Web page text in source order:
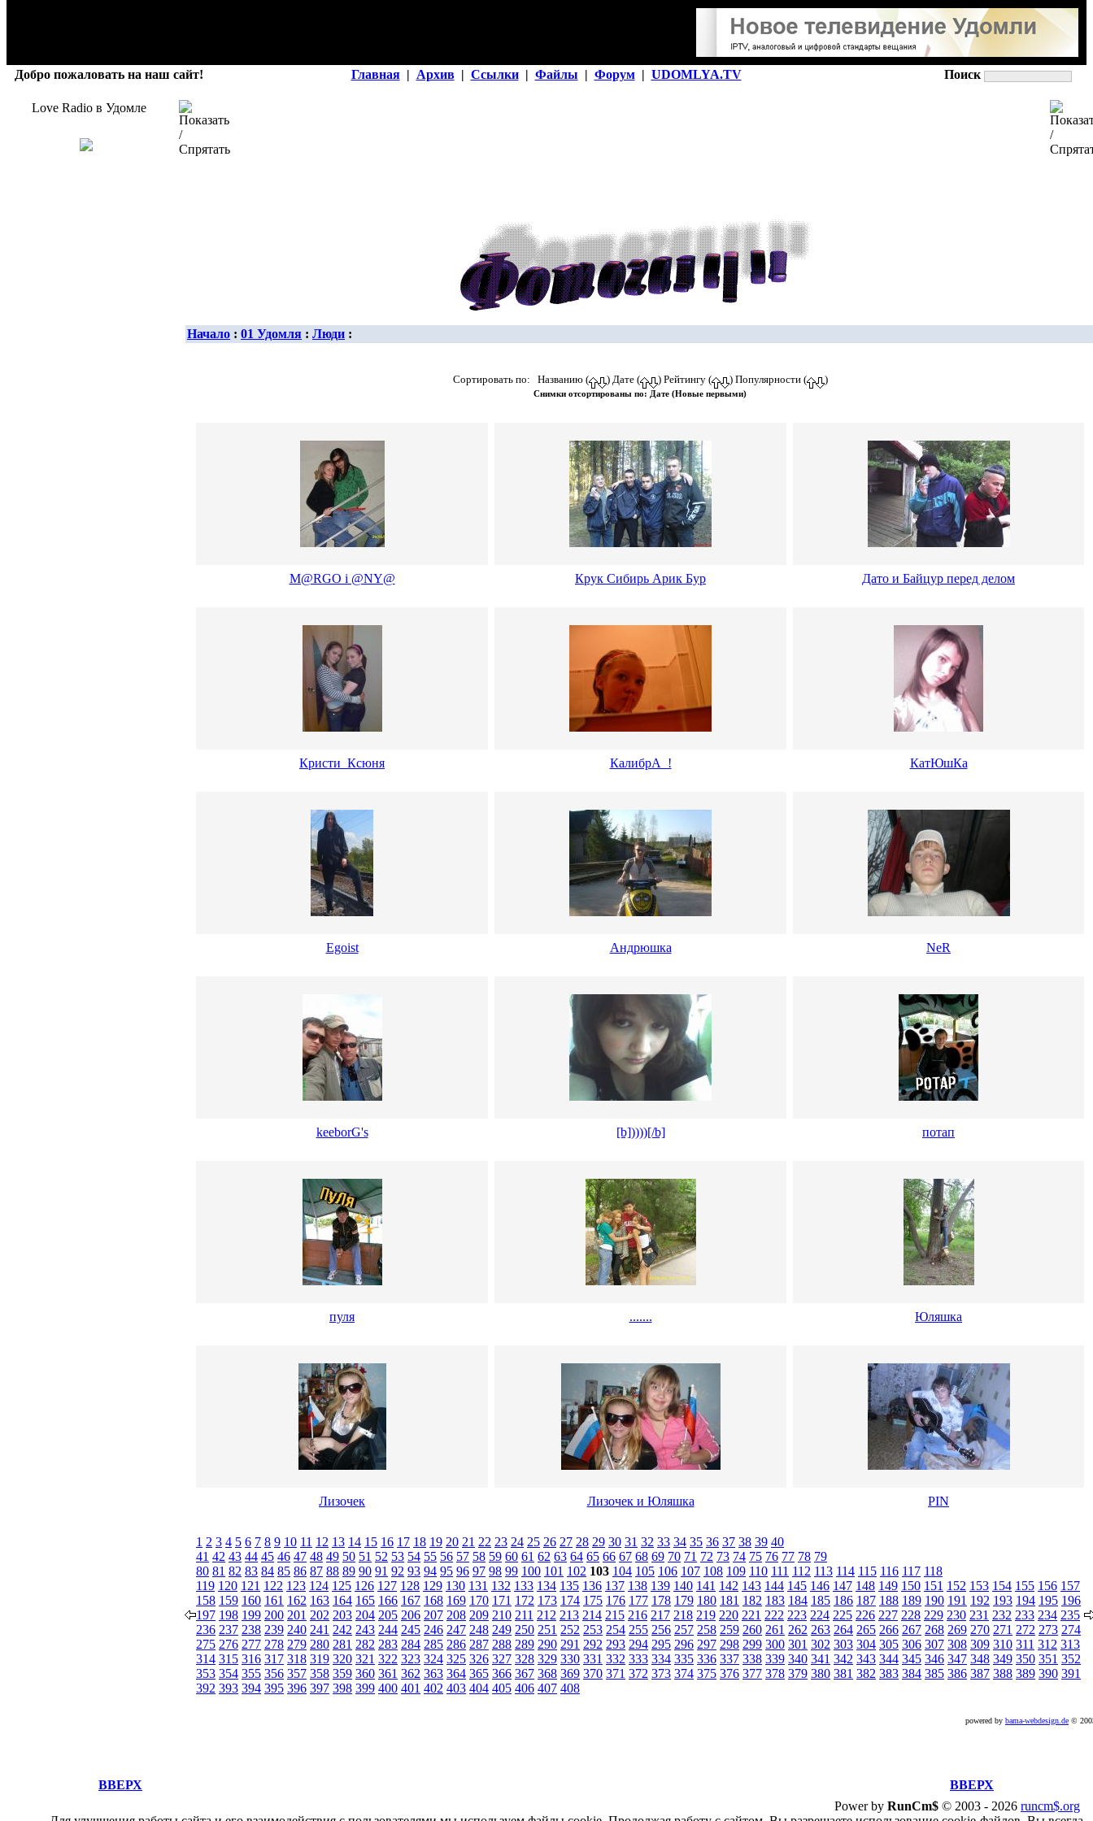
Добро пожаловать на наш сайт! Главная | Архив | Ссылки | Файлы | Форум | UDOMLYA.TV Поиск
Love Radio в Удомле
Начало : 01 Удомля : Люди :
Сортировать по: Названию ( ) Дате ( ) Рейтингу ( ) Популярности ( )
Снимки отсортированы по: Дате (Новые первыми)
M@RGO i @NY@ Крук Сибирь Арик Бур Дато и Байцур перед делом
Кристи_Ксюня КалибрА_! КатЮшКа
Egoist Андрюшка NeR
keeborG's [b]))))[/b] потап
пуля ....... Юляшка
Лизочек Лизочек и Юляшка PIN
1 2 3 4 5 6 7 8 9 10 11 12 13 14 15 16 17 18 19 20 21 22 23 24 25 26 27 28 29 30 31 32 33 34 35 36 37 38 39 40
41 42 43 44 45 46 47 48 49 50 51 52 53 54 55 56 57 58 59 60 61 62 63 64 65 66 67 68 69 70 71 72 73 74 75 76 77 78 79
80 81 82 83 84 85 86 87 88 89 90 91 92 93 94 95 96 97 98 99 100 101 102 103 104 105 106 107 108 109 110 111 112 113 114 115 116 117 118
119 120 121 122 123 124 125 126 127 128 129 130 131 132 133 134 135 136 137 138 139 140 141 142 143 144 145 146 147 148 149 150 151 152 153 154 155 156 157
158 159 160 161 162 163 164 165 166 167 168 169 170 171 172 173 174 175 176 177 178 179 180 181 182 183 184 185 186 187 188 189 190 191 192 193 194 195 196
197 198 199 200 201 202 203 204 205 206 207 208 209 210 211 212 213 214 215 216 217 218 219 220 221 222 223 224 225 226 227 228 229 230 231 232 233 234 235
236 237 238 239 240 241 242 243 244 245 246 247 248 249 250 251 252 253 254 255 256 257 258 259 260 261 262 263 264 265 266 267 268 269 270 271 272 273 274
275 276 277 278 279 280 281 282 283 284 285 286 287 288 289 290 291 292 293 294 295 296 297 298 299 300 301 302 303 304 305 306 307 308 309 310 311 312 313
314 315 316 317 318 319 320 321 322 323 324 325 326 327 328 329 330 331 332 333 334 335 336 337 338 339 340 341 342 343 344 345 346 347 348 349 350 351 352
353 354 355 356 357 358 359 360 361 362 363 364 365 366 367 368 369 370 371 372 373 374 375 376 377 378 379 380 381 382 383 384 385 386 387 388 389 390 391
392 393 394 395 396 397 398 399 400 401 402 403 404 405 406 407 408
powered by bama-webdesign.de ©
ВВЕРХ
ВВЕРХ
Power by RunCm$ © 2003 - 2026 runcm$.org